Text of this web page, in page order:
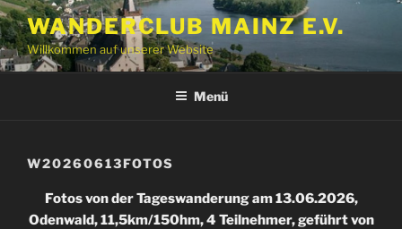
Zum
Inhalt
springen
WANDERCLUB MAINZ E.V.
Willkommen auf unserer Website
Menü
W20260613FOTOS
Fotos von der Tageswanderung am 13.06.2026,
Odenwald, 11,5km/150hm, 4 Teilnehmer, geführt von